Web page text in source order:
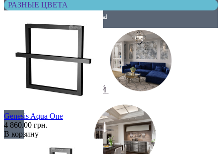
Трубчатые радиаторы
ДЛЯ ГОСТИНОЙ
РАЗНЫЕ ЦВЕТА
Genesis Aqua One
4 860.00 грн.
В корзину